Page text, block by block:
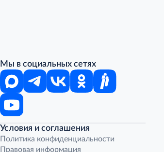
Мы в социальных сетях
Условия и соглашения
Политика конфиденциальности
Правовая информация